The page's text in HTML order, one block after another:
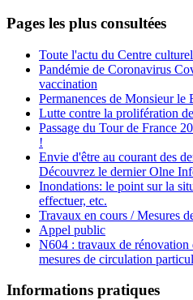
Pages les plus consultées
Toute l'actu du Centre
Pandémie de Coronavirus
vaccination
Permanences de Monsieur le
Lutte contre la prolifération
Passage du Tour de France
!
Envie d'être au courant des
Découvrez le dernier Olne
Inondations: le point sur la
effectuer, etc.
Travaux en cours / Mesures
Appel public
N604 : travaux de rénovation
mesures de circulation
Informations pratiques